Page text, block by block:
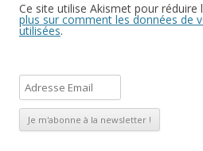
Ce site utilise Akismet pour réduire
plus sur comment les données de
utilisées.
d